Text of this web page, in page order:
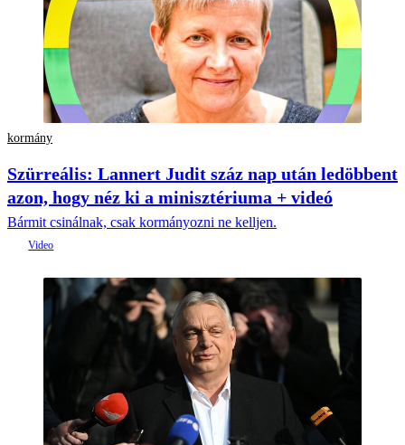
kormány
Szürreális: Lannert Judit száz nap után ledöbbent
azon, hogy néz ki a minisztériuma + videó
Bármit csinálnak, csak kormányozni ne kelljen.